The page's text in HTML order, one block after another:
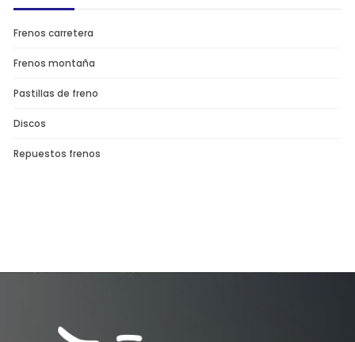
Frenos carretera
Frenos montaña
Pastillas de freno
Discos
Repuestos frenos